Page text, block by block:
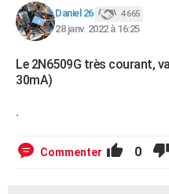
Daniel 26 4 665
28 janv. 2022 à 16:25
Le 2N6509G très courant,
30mA)
.
Commenter 0